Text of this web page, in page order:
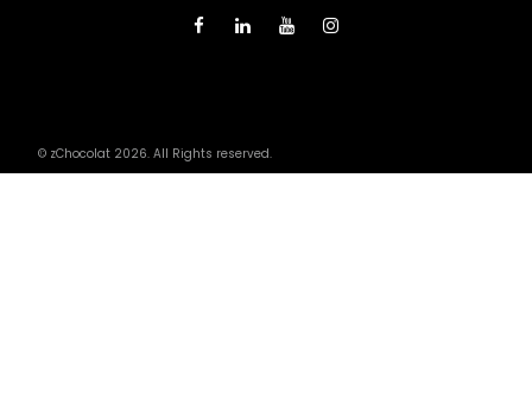
© zChocolat 2026. All Rights reserved.